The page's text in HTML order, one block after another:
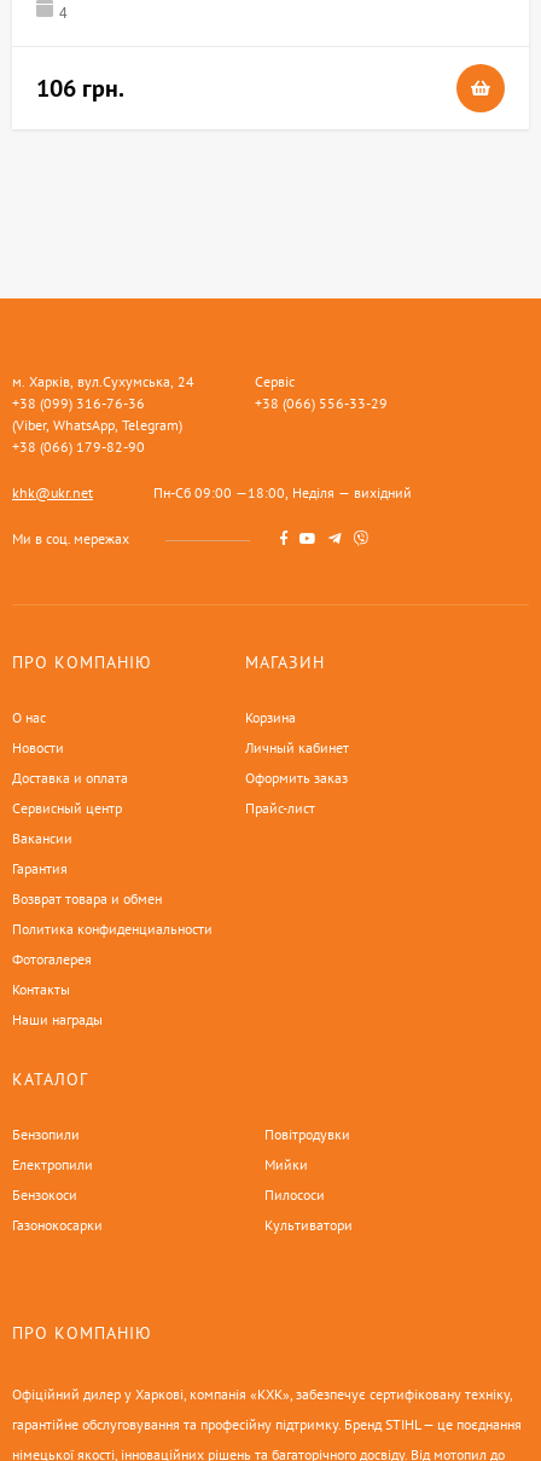
4
106 грн.
м. Харків, вул.Сухумська, 24
+38 (099) 316-76-36
(Viber, WhatsApp, Telegram)
+38 (066) 179-82-90
Сервіс
+38 (066) 556-33-29
khk@ukr.net Пн-Сб 09:00 —18:00, Неділя — вихідний
Ми в соц. мережах
ПРО КОМПАНІЮ
О нас
Новости
Доставка и оплата
Сервисный центр
Вакансии
Гарантия
Возврат товара и обмен
Политика конфиденциальности
Фотогалерея
Контакты
Наши награды
МАГАЗИН
Корзина
Личный кабинет
Оформить заказ
Прайс-лист
КАТАЛОГ
Бензопили
Електропили
Бензокоси
Газонокосарки
Повітродувки
Мийки
Пилососи
Культиватори
ПРО КОМПАНІЮ
Офіційний дилер у Харкові, компанія «КХК», забезпечує сертифіковану техніку,
гарантійне обслуговування та професійну підтримку. Бренд STIHL — це поєднання
німецької якості, інноваційних рішень та багаторічного досвіду. Від мотопил до